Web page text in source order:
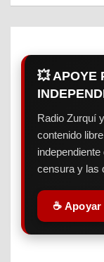
💥 APOYE
Radio Zurquí
contenido
censura y las
☕